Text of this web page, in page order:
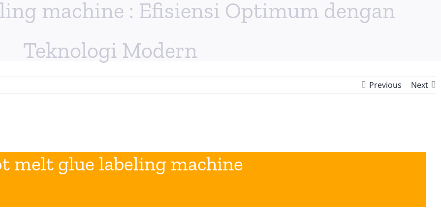
machine : Efisiensi Optimum dengan
Teknologi Modern
Previous Next
melt glue labeling machine